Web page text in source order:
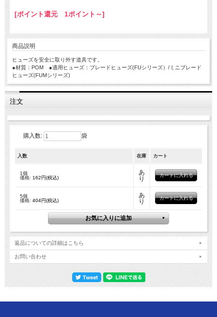
[ポイント還元 1ポイント～]
商品説明
ヒューズを安全に取り外す道具です。
●材質：POM ●適用ヒューズ：ブレードヒューズ(FUシリーズ）/ミニブレード
ヒューズ(FUMシリーズ)
注文
購入数: 袋
入数 在庫 カート
1個
価格: 162円(税込)
あ
り
5個
価格: 404円(税込)
あ
り
返品についての詳細はこちら
お問い合わせ